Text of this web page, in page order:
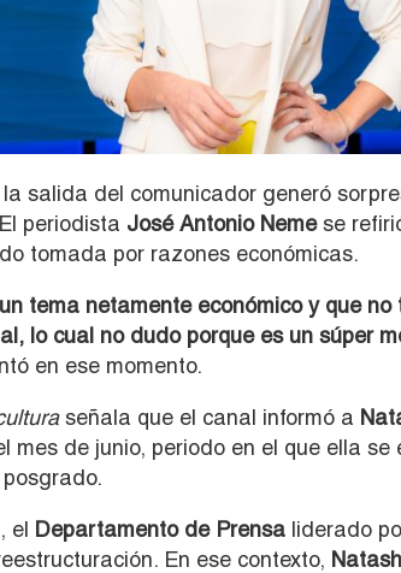
salida del comunicador generó
periodista José Antonio Nemese
tomada por razones económicas.
tema netamente económico y que
lo cual no dudo porque es un súper
en ese momento.
señala que el canal informó a
mes de junio, periodo en el que ella
el Departamento de Prensa liderado
En ese contexto,